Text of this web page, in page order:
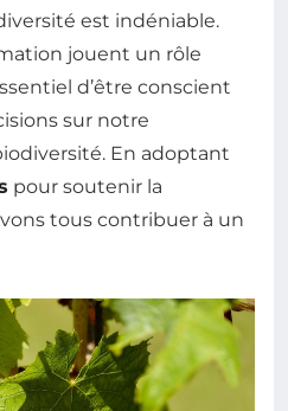
est indéniable.
jouent un rôle
d’être conscient
sur notre
En adoptant
pour soutenir la
tous contribuer à un